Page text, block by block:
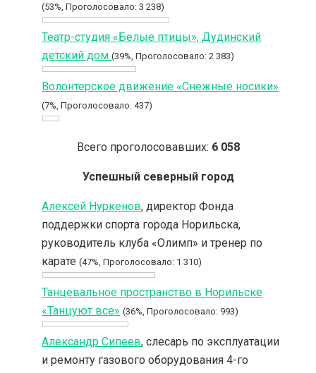
(53%, Проголосовало: 3 238)
Театр-студия «Белые птицы», Дудинский
детский дом(39%, Проголосовало: 2 383)
Волонтерское движение «Снежные носики»
(7%, Проголосовало: 437)
Всего проголосовавших: 6 058
Успешный северный город
Алексей Нуркенов, директор Фонда
поддержки спорта города Норильска,
руководитель клуба «Олимп» и тренер по
карате(47%, Проголосовало: 1 310)
Танцевальное пространство в Норильске
«Танцуют все» (36%, Проголосовало: 993)
Александр Сипеев, слесарь по эксплуатации
и ремонту газового оборудования 4-го